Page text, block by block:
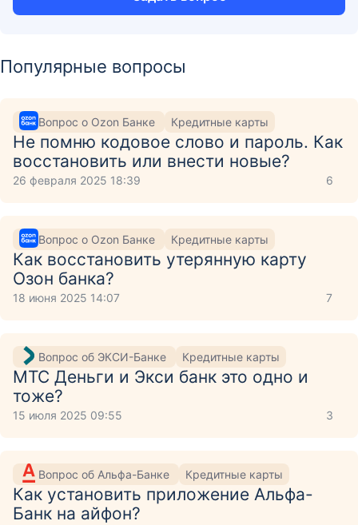
Популярные вопросы
Вопрос о Ozon Банке Кредитные карты
Не помню кодовое слово и пароль. Как
восстановить или внести новые?
26 февраля 2025 18:39 6
Вопрос о Ozon Банке Кредитные карты
Как восстановить утерянную карту
Озон банка?
18 июня 2025 14:07 7
Вопрос об ЭКСИ-Банке Кредитные карты
МТС Деньги и Экси банк это одно и
тоже?
15 июля 2025 09:55 3
Вопрос об Альфа-Банке Кредитные карты
Как установить приложение Aльфа-
Банк на айфон?